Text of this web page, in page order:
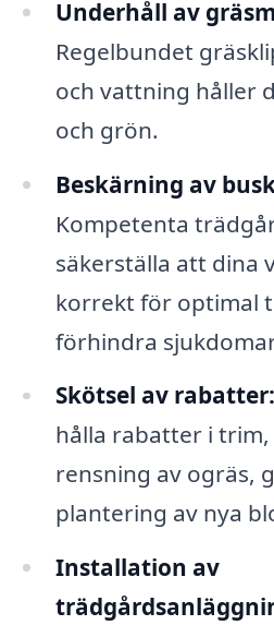
Underhåll av
Regelbundet
och vattning håller
och grön.
Beskärning av
Kompetenta
säkerställa att dina
korrekt för optimal
förhindra
Skötsel av rabatter:
hålla rabatter i
rensning av ogräs,
plantering av nya
Installation av